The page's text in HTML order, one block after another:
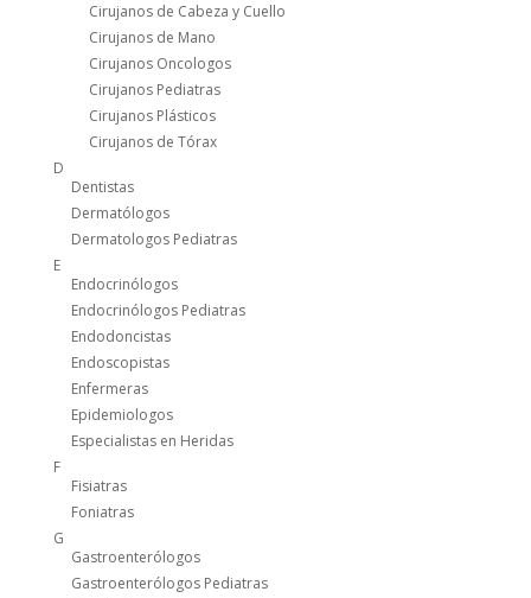
Cirujanos de Cabeza y Cuello
Cirujanos de Mano
Cirujanos Oncologos
Cirujanos Pediatras
Cirujanos Plásticos
Cirujanos de Tórax
D
Dentistas
Dermatólogos
Dermatologos Pediatras
E
Endocrinólogos
Endocrinólogos Pediatras
Endodoncistas
Endoscopistas
Enfermeras
Epidemiologos
Especialistas en Heridas
F
Fisiatras
Foniatras
G
Gastroenterólogos
Gastroenterólogos Pediatras